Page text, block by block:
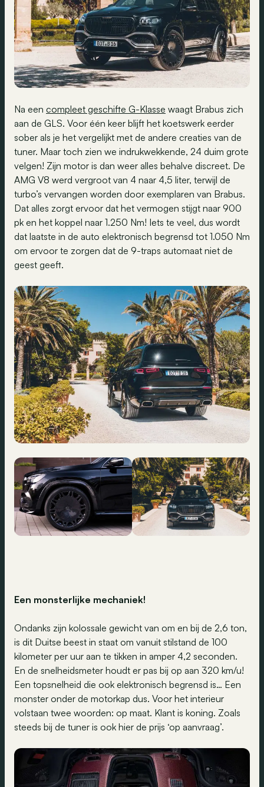
Na een compleet geschifte G-Klasse waagt Brabus zich
aan de GLS. Voor één keer blijft het koetswerk eerder
sober als je het vergelijkt met de andere creaties van de
tuner. Maar toch zien we indrukwekkende, 24 duim grote
velgen! Zijn motor is dan weer alles behalve discreet. De
AMG V8 werd vergroot van 4 naar 4,5 liter, terwijl de
turbo’s vervangen worden door exemplaren van Brabus.
Dat alles zorgt ervoor dat het vermogen stijgt naar 900
pk en het koppel naar 1.250 Nm! Iets te veel, dus wordt
dat laatste in de auto elektronisch begrensd tot 1.050 Nm
om ervoor te zorgen dat de 9-traps automaat niet de
geest geeft.
Een monsterlijke mechaniek!
Ondanks zijn kolossale gewicht van om en bij de 2,6 ton,
is dit Duitse beest in staat om vanuit stilstand de 100
kilometer per uur aan te tikken in amper 4,2 seconden.
En de snelheidsmeter houdt er pas bij op aan 320 km/u!
Een topsnelheid die ook elektronisch begrensd is… Een
monster onder de motorkap dus. Voor het interieur
volstaan twee woorden: op maat. Klant is koning. Zoals
steeds bij de tuner is ook hier de prijs ‘op aanvraag’.